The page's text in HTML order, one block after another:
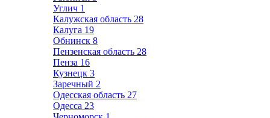
Углич 1
Калужская область 28
Калуга 19
Обнинск 8
Пензенская область 28
Пенза 16
Кузнецк 3
Заречный 2
Одесская область 27
Одесса 23